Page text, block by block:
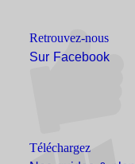
Retrouvez-nous
Sur Facebook
Téléchargez